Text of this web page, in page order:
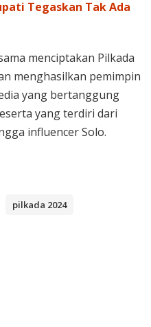
Tegaskan Tak Ada
menciptakan Pilkada
menghasilkan pemimpin
yang bertanggung
yang terdiri dari
influencer Solo.
pilkada 2024